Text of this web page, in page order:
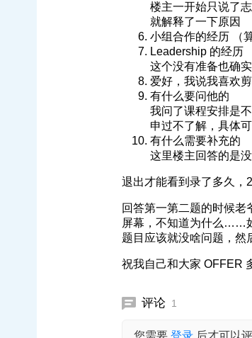
楼主一开始只说了
就解释了一下原因
小组合作的经历 （
Leadership 的经历
这个没有准备也确
爱好，我说我喜欢
有什么要问他的
我问了课程安排是
申过不了解，具体
有什么需要补充的
这里楼主回答的是
退出才能看到录了多久，
回答第一第二题的时候
屏幕，不知道为什么……
题目应该就没啥问题，然
祝我自己和大家 OFFER
评论 1
您需要 登录 后才可以